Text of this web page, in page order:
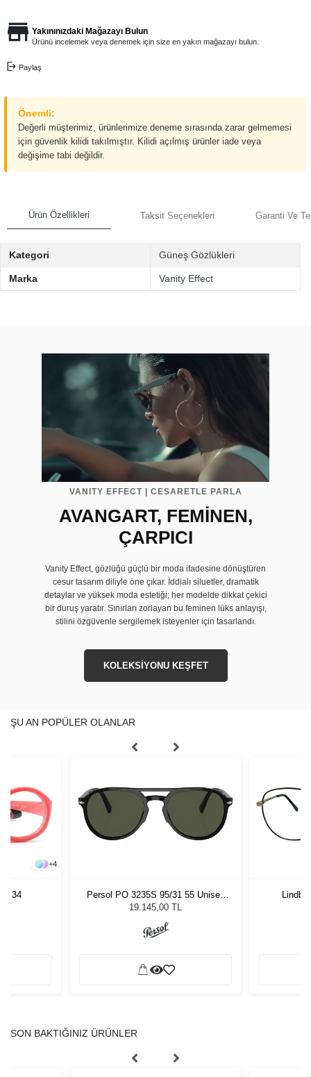
Yakınınızdaki Mağazayı Bulun
Ürünü incelemek veya denemek için size en yakın mağazayı bulun.
Paylaş
Önemli:
Değerli müşterimiz, ürünlerimize deneme sırasında zarar gelmemesi
için güvenlik kilidi takılmıştır. Kilidi açılmış ürünler iade veya
değişime tabi değildir.
Ürün Özellikleri Taksit Seçenekleri Garanti Ve
Kategori Güneş Gözlükleri
Marka Vanity Effect
VANITY EFFECT | CESARETLE PARLA
AVANGART, FEMİNEN,
ÇARPICI
Vanity Effect, gözlüğü güçlü bir moda ifadesine dönüştüren
cesur tasarım diliyle öne çıkar. İddialı siluetler, dramatik
detaylar ve yüksek moda estetiği; her modelde dikkat çekici
bir duruş yaratır. Sınırları zorlayan bu feminen lüks anlayışı,
stilini özgüvenle sergilemek isteyenler için tasarlandı.
KOLEKSİYONU KEŞFET
ŞU AN POPÜLER OLANLAR
+4
- 34
Persol PO 3235S 95/31 55 Unisex
Güneş Gözlüğü
19.145,00 TL
SON BAKTIĞINIZ ÜRÜNLER